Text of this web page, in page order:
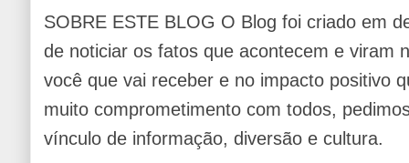
SOBRE ESTE BLOG O Blog foi criado em
de noticiar os fatos que acontecem e viram
você que vai receber e no impacto positivo
muito comprometimento com todos,
vínculo de informação, diversão e cultura.